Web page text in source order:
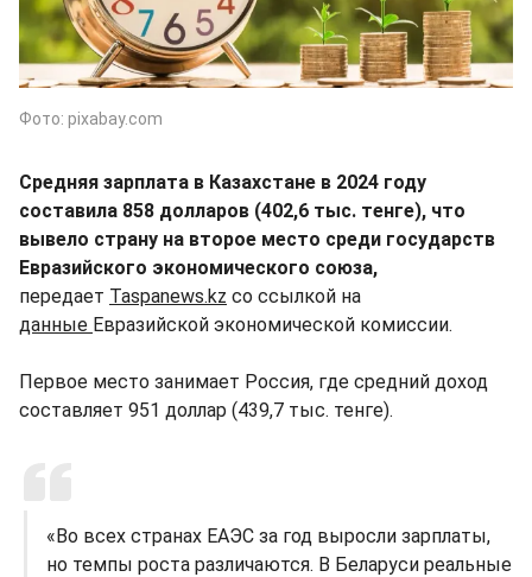
Фото: pixabay.com
Средняя зарплата в Казахстане в 2024 году
составила 858 долларов (402,6 тыс. тенге), что
вывело страну на второе место среди государств
Евразийского экономического союза,
передает Taspanews.kz со ссылкой на
данные Евразийской экономической комиссии.
Первое место занимает Россия, где средний доход
составляет 951 доллар (439,7 тыс. тенге).
«Во всех странах ЕАЭС за год выросли зарплаты,
но темпы роста различаются. В Беларуси реальные